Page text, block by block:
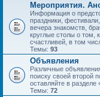
Мероприятия.
Информация о
праздники,
вечера знакомств,
круглые столы о том,
счастливей, в том
Темы: 93
Объявления
Различные
поиску своей второй
оставляйте в разделе
Темы: 72